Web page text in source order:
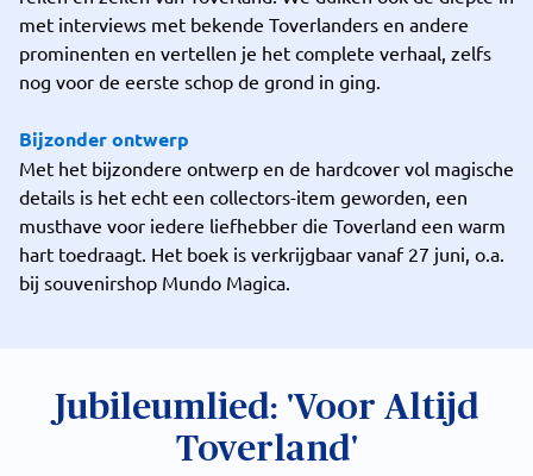
met interviews met bekende Toverlanders en andere
prominenten en vertellen je het complete verhaal, zelfs
nog voor de eerste schop de grond in ging.
Bijzonder ontwerp
Met het bijzondere ontwerp en de hardcover vol magische
details is het echt een collectors-item geworden, een
musthave voor iedere liefhebber die Toverland een warm
hart toedraagt. Het boek is verkrijgbaar vanaf 27 juni, o.a.
bij souvenirshop Mundo Magica.
Jubileumlied: 'Voor Altijd
Toverland'